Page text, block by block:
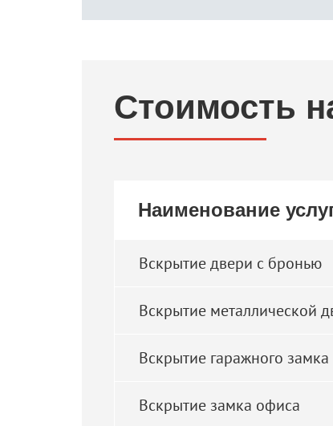
Стоимость
Наименование
Вскрытие двери с бронью
Вскрытие металлической
Вскрытие гаражного замка
Вскрытие замка офиса